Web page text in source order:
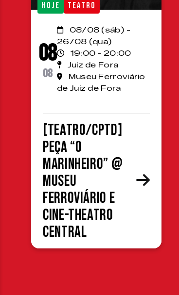
HOJE TEATRO
08
08
08/08 (sáb) -
26/08 (qua)
19:00 - 20:00
Juiz de Fora
Museu Ferroviário
de Juiz de Fora
[TEATRO/CPTD]
Peça “O
Marinheiro” @
Museu
Ferroviário e
Cine-Theatro
Central